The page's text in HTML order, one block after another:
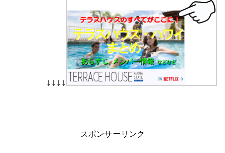
↓↓↓↓
スポンサーリンク